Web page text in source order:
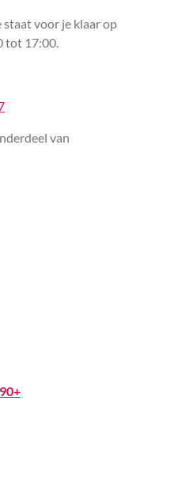
voor je klaar op
tot 17:00.
van
90+